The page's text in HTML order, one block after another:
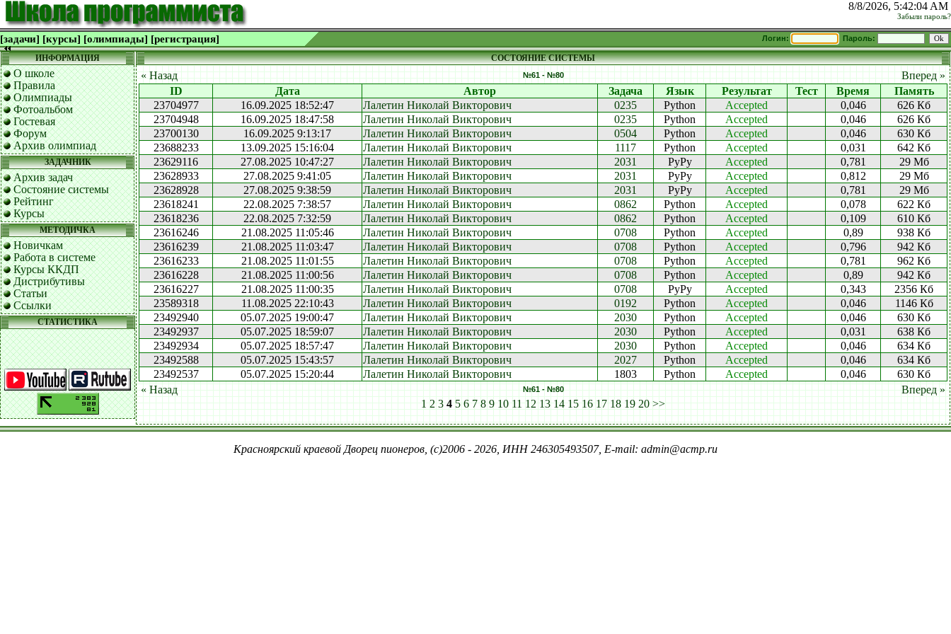
8/8/2026, 5:42:04 AM
Забыли пароль?
[задачи] [курсы] [олимпиады] [регистрация] Логин: Пароль:
ИНФОРМАЦИЯ
О школе
Правила
Олимпиады
Фотоальбом
Гостевая
Форум
Архив олимпиад
ЗАДАЧНИК
Архив задач
Состояние системы
Рейтинг
Курсы
МЕТОДИЧКА
Новичкам
Работа в системе
Курсы ККДП
Дистрибутивы
Статьи
Ссылки
СТАТИСТИКА
СОСТОЯНИЕ СИСТЕМЫ
« Назад №61 - №80
Вперед »
ID
Дата Автор Задача Язык Результат Тест Время
Память
23704977
16.09.2025 18:52:47 Лалетин Николай Викторович 0235 Python Accepted 0,046
626 Кб
23704948
16.09.2025 18:47:58 Лалетин Николай Викторович 0235 Python Accepted 0,046
626 Кб
23700130
16.09.2025 9:13:17 Лалетин Николай Викторович 0504 Python Accepted 0,046
630 Кб
23688233
13.09.2025 15:16:04 Лалетин Николай Викторович 1117 Python Accepted 0,031
642 Кб
23629116
27.08.2025 10:47:27 Лалетин Николай Викторович 2031 PyPy Accepted 0,781
29 Мб
23628933
27.08.2025 9:41:05 Лалетин Николай Викторович 2031 PyPy Accepted 0,812
29 Мб
23628928
27.08.2025 9:38:59 Лалетин Николай Викторович 2031 PyPy Accepted 0,781
29 Мб
23618241
22.08.2025 7:38:57 Лалетин Николай Викторович 0862 Python Accepted 0,078
622 Кб
23618236
22.08.2025 7:32:59 Лалетин Николай Викторович 0862 Python Accepted 0,109
610 Кб
23616246
21.08.2025 11:05:46 Лалетин Николай Викторович 0708 Python Accepted 0,89
938 Кб
23616239
21.08.2025 11:03:47 Лалетин Николай Викторович 0708 Python Accepted 0,796
942 Кб
23616233
21.08.2025 11:01:55 Лалетин Николай Викторович 0708 Python Accepted 0,781
962 Кб
23616228
21.08.2025 11:00:56 Лалетин Николай Викторович 0708 Python Accepted 0,89
942 Кб
23616227
21.08.2025 11:00:35 Лалетин Николай Викторович 0708 PyPy Accepted 0,343
2356 Кб
23589318
11.08.2025 22:10:43 Лалетин Николай Викторович 0192 Python Accepted 0,046
1146 Кб
23492940
05.07.2025 19:00:47 Лалетин Николай Викторович 2030 Python Accepted 0,046
630 Кб
23492937
05.07.2025 18:59:07 Лалетин Николай Викторович 2030 Python Accepted 0,031
638 Кб
23492934
05.07.2025 18:57:47 Лалетин Николай Викторович 2030 Python Accepted 0,046
634 Кб
23492588
05.07.2025 15:43:57 Лалетин Николай Викторович 2027 Python Accepted 0,046
634 Кб
23492537
05.07.2025 15:20:44 Лалетин Николай Викторович 1803 Python Accepted 0,046
630 Кб
« Назад
№61 - №80
Вперед »
1 2 3 4 5 6 7 8 9 10 11 12 13 14 15 16 17 18 19 20 >>
Красноярский краевой Дворец пионеров, (c)2006 - 2026, ИНН 246305493507, E-mail: admin@acmp.ru